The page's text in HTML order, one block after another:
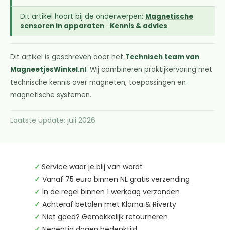
Dit artikel hoort bij de onderwerpen: Magnetische
sensoren in apparaten · Kennis & advies
Dit artikel is geschreven door het Technisch team van
MagneetjesWinkel.nl. Wij combineren praktijkervaring met
technische kennis over magneten, toepassingen en
magnetische systemen.
Laatste update: juli 2026
✓ Service waar je blij van wordt
✓ Vanaf 75 euro binnen NL gratis verzending
✓ In de regel binnen 1 werkdag verzonden
✓ Achteraf betalen met Klarna & Riverty
✓ Niet goed? Gemakkelijk retourneren